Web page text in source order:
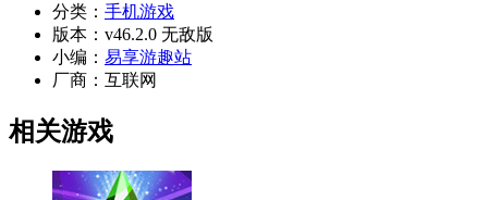
分类： 手机游戏
版本： v46.2.0 无敌版
小编： 易享游趣站
厂商： 互联网
相关游戏